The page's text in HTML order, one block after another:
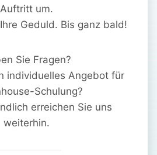
Auftritt um.
Geduld. Bis ganz bald!
Sie Fragen?
individuelles Angebot für
Schulung?
erreichen Sie uns
weiterhin.